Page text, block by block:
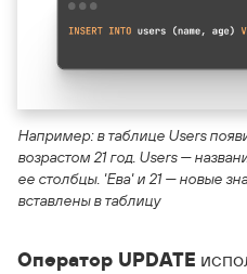
Например: в таблице Users
возрастом 21 год. Users —
ее столбцы. 'Ева' и 21 — новые
вставлены в таблицу
Оператор UPDATE